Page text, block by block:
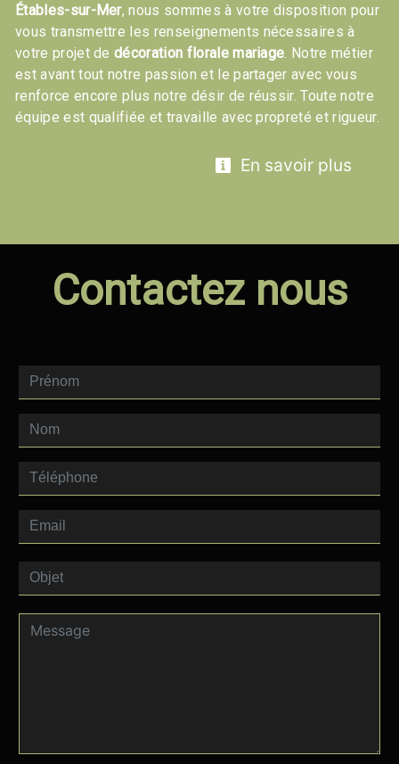
Étables-sur-Mer, nous sommes à votre disposition pour
vous transmettre les renseignements nécessaires à
votre projet dedécoration florale mariage . Notre métier
est avant tout notre passion et le partager avec vous
renforce encore plus notre désir de réussir. Toute notre
équipe est qualifiée et travaille avec propreté et rigueur.
En savoir plus
Contactez nous